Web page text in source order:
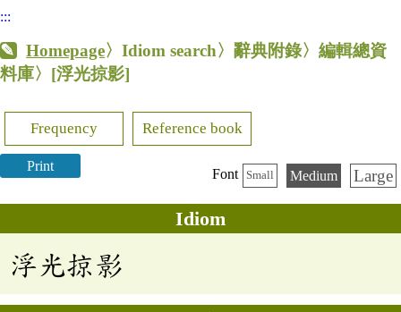
:::
Homepage〉Idiom search〉辭典附錄〉編輯總資
料庫〉 [浮光掠影]
Frequency Reference book
Print
Font Small Medium Large
Idiom
浮光掠影